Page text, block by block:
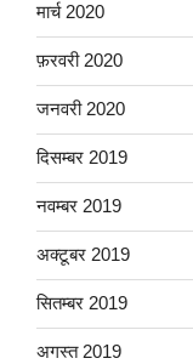
मार्च 2020
फ़रवरी 2020
जनवरी 2020
दिसम्बर 2019
नवम्बर 2019
अक्टूबर 2019
सितम्बर 2019
अगस्त 2019